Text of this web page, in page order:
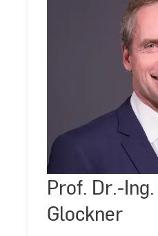
©
Andreas
Schlote
Prof. Dr.-
Glockner